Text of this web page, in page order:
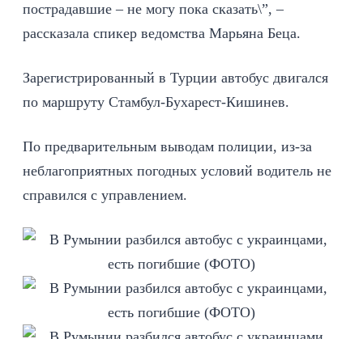
пострадавшие – не могу пока сказать\”, –
рассказала спикер ведомства Марьяна Беца.
Зарегистрированный в Турции автобус двигался
по маршруту Стамбул-Бухарест-Кишинев.
По предварительным выводам полиции, из-за
неблагоприятных погодных условий водитель не
справился с управлением.